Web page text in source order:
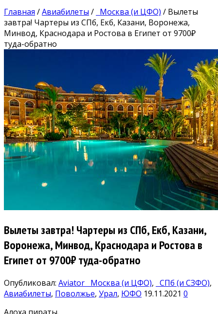
Главная /Авиабилеты / Москва (и ЦФО) / Вылеты
завтра! Чартеры из СПб, Екб, Казани, Воронежа,
Минвод, Краснодара и Ростова в Египет от 9700₽
туда-обратно
Вылеты завтра! Чартеры из СПб, Екб, Казани,
Воронежа, Минвод, Краснодара и Ростова в
Египет от 9700₽ туда-обратно
Опубликовал: Aviator Москва (и ЦФО), СПб (и СЗФО),
Авиабилеты, Поволжье, Урал, ЮФО 19.11.2021 0